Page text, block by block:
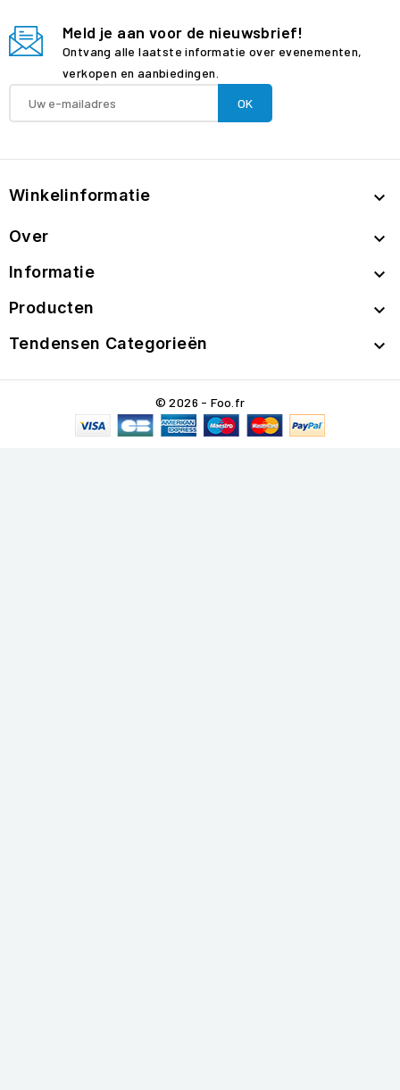
Meld je aan voor de nieuwsbrief!
Ontvang alle laatste informatie over evenementen,
verkopen en aanbiedingen.
Winkelinformatie 
Over 
Informatie 
Producten 
Tendensen Categorieën 
© 2026 - Foo.fr